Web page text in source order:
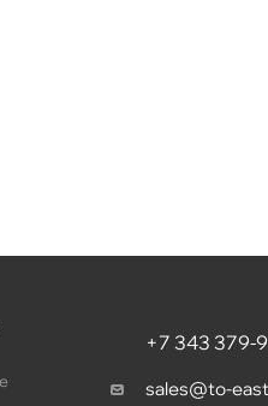
+7 343 379-
sales@to-